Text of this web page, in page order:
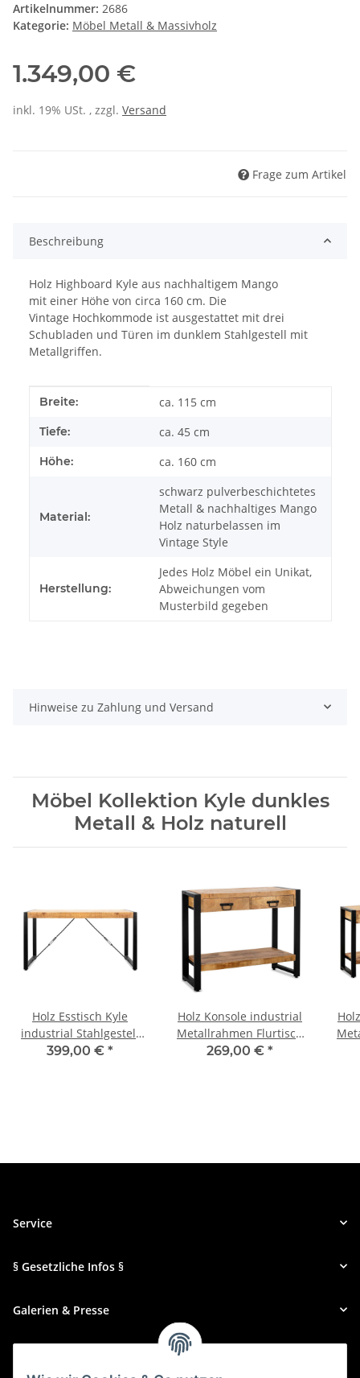
Artikelnummer: 2686
Kategorie: Möbel Metall & Massivholz
1.349,00 €
inkl. 19% USt. , zzgl. Versand
Frage zum Artikel
Beschreibung
Holz Highboard Kyle aus nachhaltigem Mango
mit einer Höhe von circa 160 cm. Die
Vintage Hochkommode ist ausgestattet mit drei
Schubladen und Türen im dunklem Stahlgestell mit
Metallgriffen.
Produkteigenschaft
Wert
Breite: ca. 115 cm
Tiefe: ca. 45 cm
Höhe: ca. 160 cm
Material:
schwarz pulverbeschichtetes
Metall & nachhaltiges Mango
Holz naturbelassen im
Vintage Style
Herstellung:
Jedes Holz Möbel ein Unikat,
Abweichungen vom
Musterbild gegeben
Hinweise zu Zahlung und Versand
Möbel Kollektion Kyle dunkles
Metall & Holz naturell
Holz Esstisch Kyle
industrial Stahlgestell
Mango natur 140 cm
399,00 € *
Holz Konsole industrial
Metallrahmen Flurtisch
2 Schubladen 120 cm
269,00 € *
Service
§ Gesetzliche Infos §
Galerien & Presse